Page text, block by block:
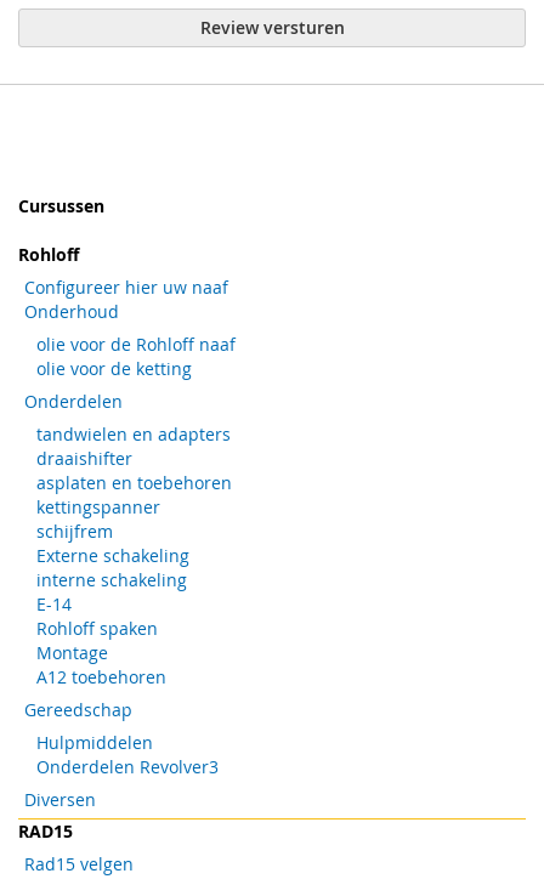
Review versturen
Cursussen
Rohloff
Configureer hier uw naaf
Onderhoud
olie voor de Rohloff naaf
olie voor de ketting
Onderdelen
tandwielen en adapters
draaishifter
asplaten en toebehoren
kettingspanner
schijfrem
Externe schakeling
interne schakeling
E-14
Rohloff spaken
Montage
A12 toebehoren
Gereedschap
Hulpmiddelen
Onderdelen Revolver3
Diversen
RAD15
Rad15 velgen